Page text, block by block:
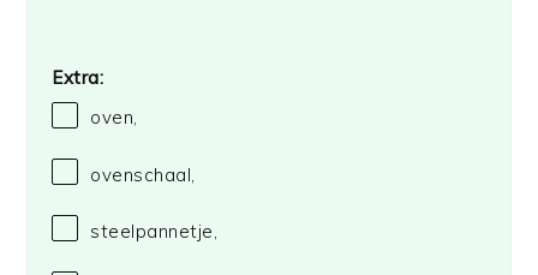
Extra:
oven,
ovenschaal,
steelpannetje,